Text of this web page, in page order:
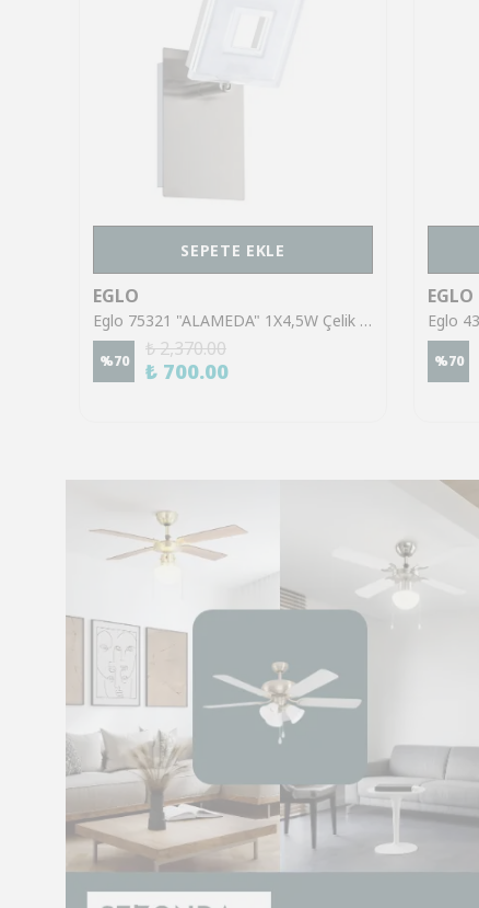
SEPETE EKLE
EGLO
Eglo 75321 "ALAMEDA" 1X4,5W Çelik Nikel Mat Sıva Üstü Spot
%70
₺ 2,370.00
₺ 700.00
EGLO
%70